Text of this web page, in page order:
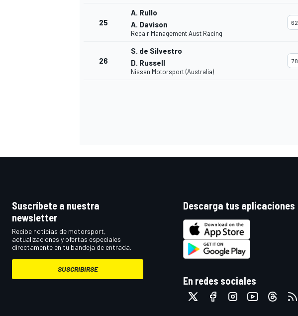
25
A. Rullo
A. Davison
Repair Management Aust Racing
62
26
S. de Silvestro
D. Russell
Nissan Motorsport (Australia)
78
Suscríbete a nuestra
newsletter
Recibe noticias de motorsport,
actualizaciones y ofertas especiales
directamente en tu bandeja de entrada.
SUSCRIBIRSE
Descarga tus aplicaciones
En redes sociales